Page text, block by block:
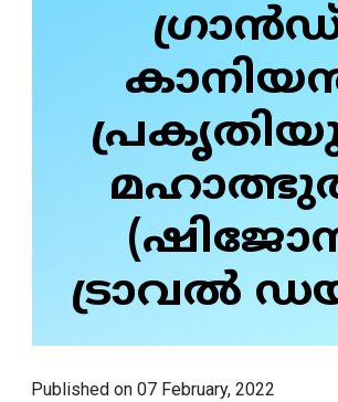
ട്രാവൽ
Published on 07 February, 2022